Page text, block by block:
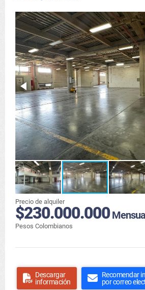
Precio de alquiler
$230.000.000
Pesos Colombianos
Descargar
información
Recomendar
por correo